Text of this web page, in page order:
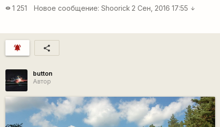
visibility 1 251 Новое сообщение: Shoorick 2 Сен, 2016 17:55 arrow_downward
notifications_active share
button
Автор